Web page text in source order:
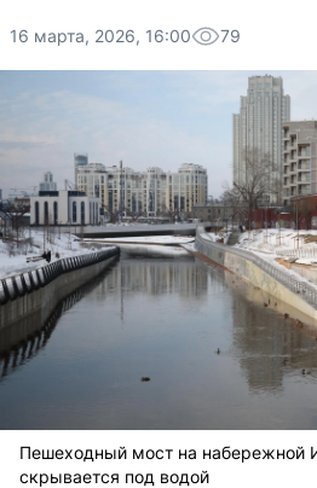
16 марта, 2026, 16:00 79
Пешеходный мост на набережной
скрывается под водой